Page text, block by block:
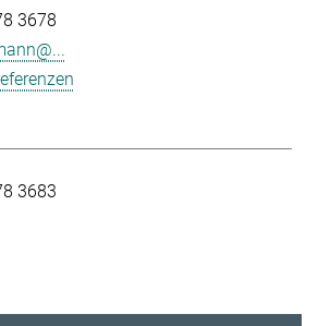
3678
3683